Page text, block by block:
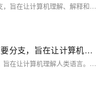
自然语言处理（NLP）是人工智能的分支，旨在让计算机理解、解释和生成人类语言。NLP的关键技术和应用包括语言模型、词嵌入、文本分类、命名实体识别、机器翻译、文本摘要、问答系统、情感分析、对话系统、文本生成和知识图谱等。随着深度学习的发展，NLP的应用日益广泛且效果不断提升。
自然语言处理（NLP）是AI的重要分支，旨在让计算机理解人类语言
自然语言处理（NLP）是AI的重要分支，旨在让计算机理解人类语言。本文探讨了深度学习在NLP中的应用，包括其基本任务、优势、常见模型及具体案例，如文本分类、情感分析等，并讨论了Python的相关工具和库，以及面临的挑战和未来趋势。